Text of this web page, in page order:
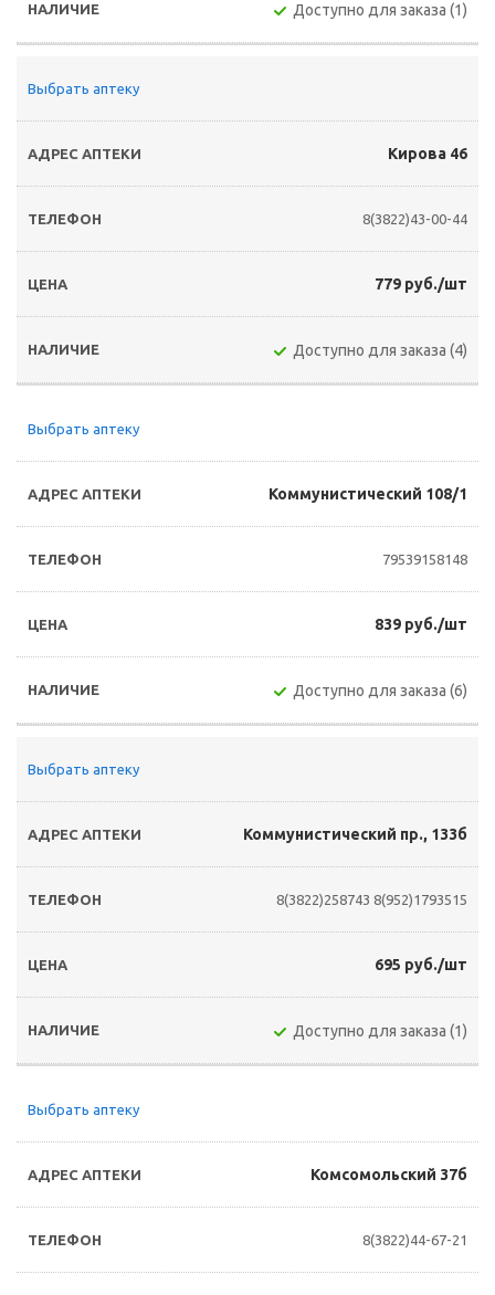
Доступно для заказа (1)
Выбрать аптеку
Кирова 46
8(3822)43-00-44
779 руб./шт
Доступно для заказа (4)
Выбрать аптеку
Коммунистический 108/1
79539158148
839 руб./шт
Доступно для заказа (6)
Выбрать аптеку
Коммунистический пр., 133б
8(3822)258743 8(952)1793515
695 руб./шт
Доступно для заказа (1)
Выбрать аптеку
Комсомольский 37б
8(3822)44-67-21